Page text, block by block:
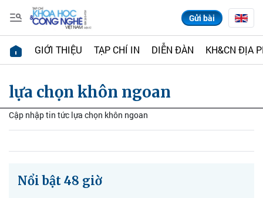
Gửi bài
GIỚI THIỆU TẠP CHÍ IN DIỄN ĐÀN KH&CN ĐỊA
lựa chọn khôn ngoan
Cập nhập tin tức lựa chọn khôn ngoan
Nổi bật 48 giờ